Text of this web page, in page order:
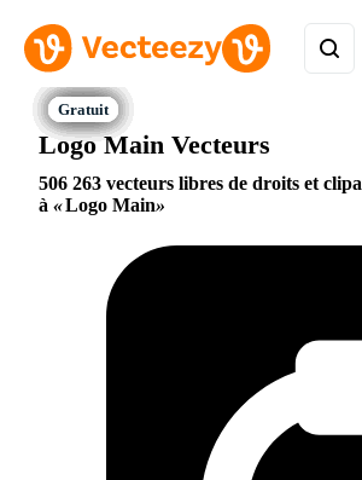
Logo Main Vecteurs
506 263 vecteurs libres de droits et
à
Logo Main